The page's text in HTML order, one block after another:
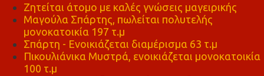
Ζητείται άτομο με καλές γνώσεις μαγειρικής
Μαγούλα Σπάρτης, πωλείται πολυτελής
μονοκατοικία 197 τ.μ
Σπάρτη - Ενοικιάζεται διαμέρισμα 63 τ.μ
Πικουλιάνικα Μυστρά, ενοικιάζεται μονοκατοικία
100 τ.μ